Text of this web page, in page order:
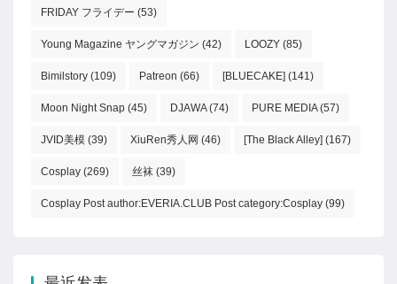
FRIDAY フライデー (53)
Young Magazine ヤングマガジン (42) LOOZY (85)
Bimilstory (109) Patreon (66) [BLUECAKE] (141)
Moon Night Snap (45) DJAWA(74) PURE MEDIA(57)
JVID美模 (39) XiuRen秀人网 (46) [The Black Alley] (167)
Cosplay (269) 丝袜 (39)
Cosplay Post author:EVERIA.CLUB Post category:Cosplay (99)